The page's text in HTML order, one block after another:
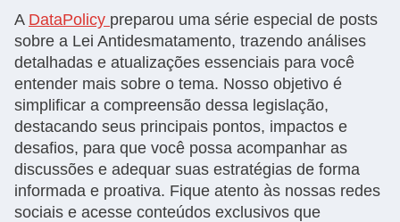
A DataPolicy preparou uma série especial de posts
sobre a Lei Antidesmatamento, trazendo análises
detalhadas e atualizações essenciais para você
entender mais sobre o tema. Nosso objetivo é
simplificar a compreensão dessa legislação,
destacando seus principais pontos, impactos e
desafios, para que você possa acompanhar as
discussões e adequar suas estratégias de forma
informada e proativa. Fique atento às nossas redes
sociais e acesse conteúdos exclusivos que